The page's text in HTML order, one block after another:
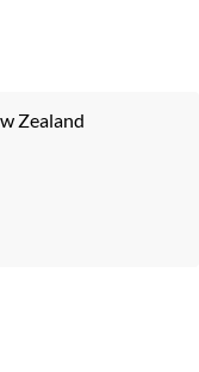
Zealand